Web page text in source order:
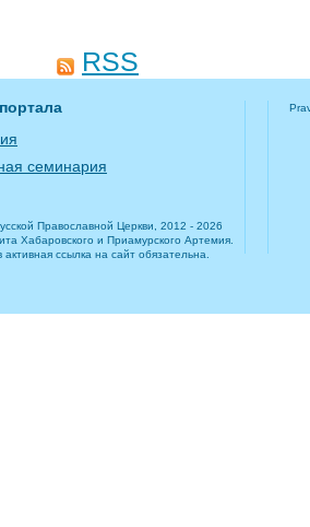
RSS
семинария
Православной Церкви, 2012 - 2026
Хабаровского и Приамурского Артемия.
ссылка на сайт обязательна.